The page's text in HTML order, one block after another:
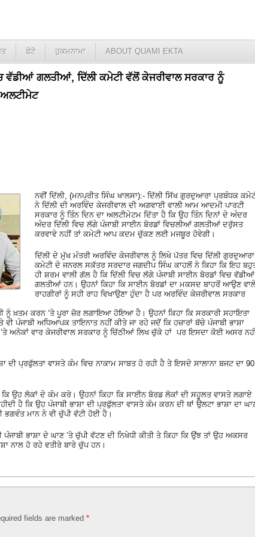
ਫੋਟੋ ਹੁਕਮਨਾਮਾ ABOUT QUAMI EKTA
ਵੱਡੀਆਂ ਗਲਤੀਆਂ, ਦਿੱਲੀ ਕਮੇਟੀ ਵੱਲੋਂ ਕੇਜਰੀਵਾਲ ਸਰਕਾਰ ਨੂੰ
ਨਵੀਂ ਦਿੱਲੀ, (ਮਨਪ੍ਰੀਤ ਸਿੰਘ ਖਾਲਸਾ):- ਦਿੱਲੀ ਸਿੱਖ ਗੁਰਦੁਆਰਾ ਪ੍ਰਬੰਧਕ
ਨੇ ਦਿੱਲੀ ਦੀ ਅਰਵਿੰਦ ਕੇਜਰੀਵਾਲ ਦੀ ਅਗਵਾਈ ਵਾਲੀ ਆਮ ਆਦਮੀ ਪਾਰਟੀ
ਸਰਕਾਰ ਨੂੰ ਤਿੰਨ ਦਿਨ ਦਾ ਅਲਟੀਮੇਟਮ ਦਿੱਤਾ ਹੈ ਕਿ ਉਹ ਤਿੰਨ ਦਿਨਾਂ ਦੇ ਅੰਦਰ
ਅੰਦਰ ਦਿੱਲੀ ਵਿਚ ਲੱਗੇ ਪੰਜਾਬੀ ਸਾਈਨ ਬੋਰਡਾਂ ਵਿਚਲੀਆਂ ਗਲਤੀਆਂ ਦਰੁੱਸਤ
ਕਰਵਾਵੇ ਨਹੀਂ ਤਾਂ ਕਮੇਟੀ ਆਪ ਕਦਮ ਚੁੱਕਣ ਲਈ ਮਜਬੂਰ ਹੋਵੇਗੀ।
ਦਿੱਲੀ ਦੇ ਮੁੱਖ ਮੰਤਰੀ ਅਰਵਿੰਦ ਕੇਜਰੀਵਾਲ ਨੂੰ ਲਿਖੇ ਪੱਤਰ ਵਿਚ ਦਿੱਲੀ ਗੁਰਦੁਆਰਾ
ਕਮੇਟੀ ਦੇ ਜਨਰਲ ਸਕੱਤਰ ਸਰਦਾਰ ਜਗਦੀਪ ਸਿੰਘ ਕਾਹਲੋਂ ਨੇ ਕਿਹਾ ਕਿ ਇਹ
ਹੀ ਸ਼ਰਮ ਵਾਲੀ ਗੱਲ ਹੈ ਕਿ ਦਿੱਲੀ ਵਿਚ ਲੱਗੇ ਪੰਜਾਬੀ ਸਾਈਨ ਬੋਰਡਾਂ ਵਿਚ ਵੱਡੀਆਂ
ਗਲਤੀਆਂ ਹਨ। ਉਹਨਾਂ ਕਿਹਾ ਕਿ ਸਾਈਨ ਬੋਰਡਾਂ ਦਾ ਮਕਸਦ ਬਾਹਰੋਂ ਆਉਣ
ਰਾਹਗੀਰਾਂ ਨੂੰ ਸਹੀ ਰਾਹ ਵਿਖਾਉਣਾ ਹੁੰਦਾ ਹੈ ਪਰ ਅਰਵਿੰਦ ਕੇਜਰੀਵਾਲ ਸਰਕਾਰ
ਨੂੰ ਖ਼ਤਮ ਕਰਨ ’ਤੇ ਪੂਰਾ ਜ਼ੋਰ ਲਗਾਇਆ ਹੋਇਆ ਹੈ। ਉਹਨਾਂ ਕਿਹਾ ਕਿ ਸਰਕਾਰੀ ਸਹਾਇਤਾ
ਪੰਜਾਬੀ ਅਧਿਆਪਕ ਤਾਇਨਾਤ ਨਹੀਂ ਕੀਤੇ ਜਾ ਰਹੇ ਜਦੋਂ ਕਿ ਹਜ਼ਾਰਾਂ ਬੱਚੇ ਪੰਜਾਬੀ ਭਾਸ਼ਾ
ਅਨੇਕਾਂ ਵਾਰ ਕੇਜਰੀਵਾਲ ਸਰਕਾਰ ਨੂੰ ਚਿੱਠੀਆਂ ਲਿਖ ਚੁੱਕੇ ਹਾਂ ਪਰ ਇਸਦਾ ਕੋਈ ਅਸਰ
ਦੀ ਪ੍ਰਫੁੱਲਤਾ ਵਾਸਤੇ ਕੰਮ ਵਿਚ ਨਾਕਾਮ ਸਾਬਤ ਹੋ ਰਹੀ ਹੈ ਤੇ ਇਸਦੇ ਸਾਲਾਨਾ ਬਜਟ ਦਾ 90
ਉਹ ਲੋਕਾਂ ਦੇ ਕੰਮ ਕਰੇ। ਉਹਨਾਂ ਕਿਹਾ ਕਿ ਸਾਈਨ ਬੋਰਡ ਲੋਕਾਂ ਦੀ ਸਹੂਲਤ ਵਾਸਤੇ ਲਗਾਏ
ਹੈ ਕਿ ਉਹ ਪੰਜਾਬੀ ਭਾਸ਼ਾ ਦੀ ਪ੍ਰਫੁੱਲਤਾ ਵਾਸਤੇ ਕੰਮ ਕਰਨ ਦੀ ਥਾਂ ਉਲਟਾ ਭਾਸ਼ਾ ਦਾ
ਮਾਨ ਨੇ ਵੀ ਚੁੱਪੀ ਵੱਟੀ ਹੋਈ ਹੈ।
ਭਾਸ਼ਾ ਦੇ ਘਾਣ ’ਤੇ ਚੁੱਪੀ ਵੱਟਣ ਦੀ ਨਿਖੇਧੀ ਕੀਤੀ ਤੇ ਕਿਹਾ ਕਿ ਉਂਝ ਤਾਂ ਉਹ ਅਕਸਰ
ਨਾਲ ਹੋ ਰਹੇ ਵਤੀਰੇ ਬਾਰੇ ਚੁੱਪ ਹਨ।
fields are marked *